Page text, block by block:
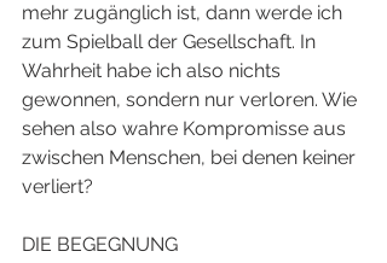
mehr zugänglich ist, dann werde ich
zum Spielball der Gesellschaft. In
Wahrheit habe ich also nichts
gewonnen, sondern nur verloren. Wie
sehen also wahre Kompromisse aus
zwischen Menschen, bei denen keiner
verliert?
DIE BEGEGNUNG